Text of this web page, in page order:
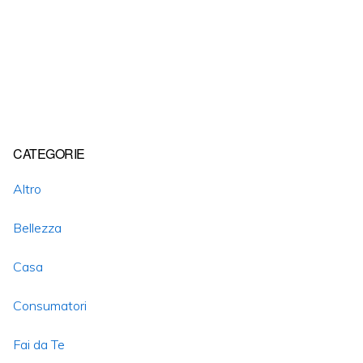
Primary
Sidebar
CATEGORIE
Altro
Bellezza
Casa
Consumatori
Fai da Te